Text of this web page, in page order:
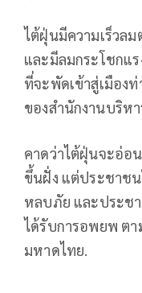
ไต้ฝุ่นมีความเร็วลม
และมีลมกระโชกแ
ที่จะพัดเข้าสู่เมืองท่
ของสำนักงานบริห
คาดว่าไต้ฝุ่นจะอ่อ
ขึ้นฝั่ง แต่ประชาช
หลบภัย และประช
ได้รับการอพยพ ตา
มหาดไทย.